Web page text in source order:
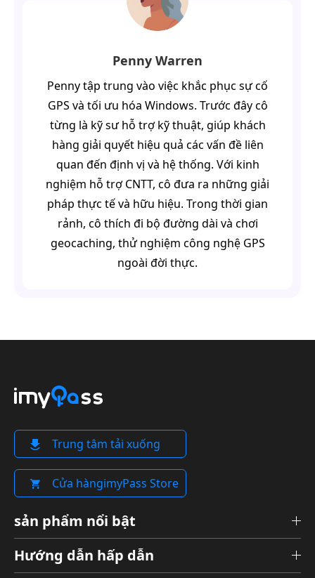
Penny Warren
Penny tập trung vào việc khắc phục sự cố
GPS và tối ưu hóa Windows. Trước đây cô
từng là kỹ sư hỗ trợ kỹ thuật, giúp khách
hàng giải quyết hiệu quả các vấn đề liên
quan đến định vị và hệ thống. Với kinh
nghiệm hỗ trợ CNTT, cô đưa ra những giải
pháp thực tế và hữu hiệu. Trong thời gian
rảnh, cô thích đi bộ đường dài và chơi
geocaching, thử nghiệm công nghệ GPS
ngoài đời thực.
Trung tâm tải xuống
Cửa hàngimyPass Store
sản phẩm nổi bật
Hướng dẫn hấp dẫn